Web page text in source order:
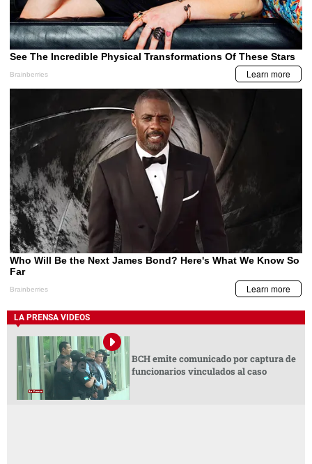
LA PRENSA VIDEOS
BCH emite comunicado por captura de
funcionarios vinculados al caso